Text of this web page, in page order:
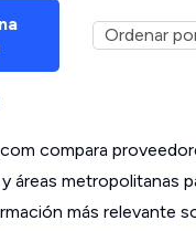
compara
áreas metropolitanas
más relevante